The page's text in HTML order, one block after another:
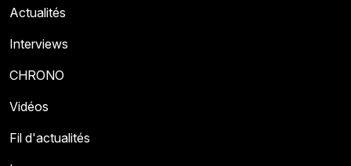
Actualités
Interviews
CHRONO
Vidéos
Fil d'actualités